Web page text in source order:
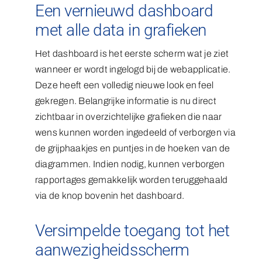
Een vernieuwd dashboard
met alle data in grafieken
Het dashboard is het eerste scherm wat je ziet
wanneer er wordt ingelogd bij de webapplicatie.
Deze heeft een volledig nieuwe look en feel
gekregen. Belangrijke informatie is nu direct
zichtbaar in overzichtelijke grafieken die naar
wens kunnen worden ingedeeld of verborgen via
de grijphaakjes en puntjes in de hoeken van de
diagrammen. Indien nodig, kunnen verborgen
rapportages gemakkelijk worden teruggehaald
via de knop bovenin het dashboard.
Versimpelde toegang tot het
aanwezigheidsscherm